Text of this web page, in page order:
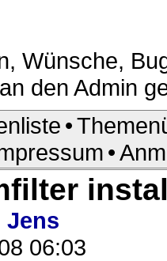
Wünsche,
den Admin
•
•
Jens
06:03